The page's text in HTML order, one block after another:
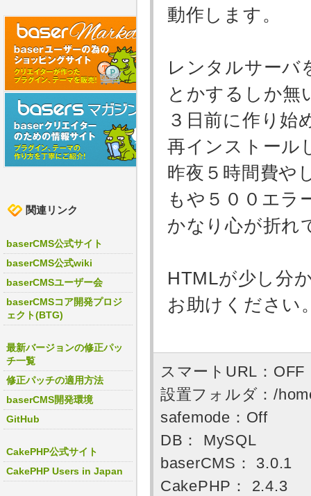
動作します。
レンタルサーバ
とかするしか無
３日前に作り始
再インストール
昨夜５時間費や
もや５００エラ
かなり心が折れ
HTMLが少し分
お助けください
スマートURL：OFF
設置フォルダ：/
safemode：Off
DB： MySQL
baserCMS： 3.0.1
CakePHP： 2.4.3
関連リンク
baserCMS公式サイト
baserCMS公式wiki
baserCMSユーザー会
baserCMSコア開発プロジ
ェクト(BTG)
最新バージョンの修正パッ
チ一覧
修正パッチの適用方法
baserCMS開発環境
GitHub
CakePHP公式サイト
CakePHP Users in Japan